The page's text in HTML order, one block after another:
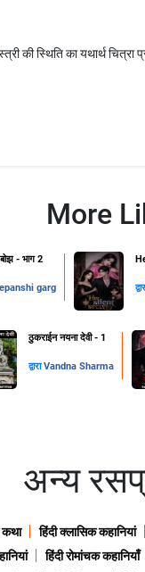
की स्थिति का यथार्थ
More
- भाग 2
garg
ठुकराईन नयना देवी - 1
द्वाराVandna Sharma
अन्य
कथा हिंदी क्लासिक कहानियां
हिंदी रोमांचक कहानियाँ